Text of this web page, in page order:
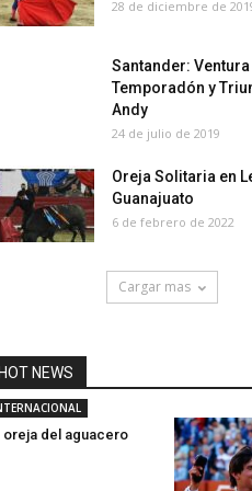
28 de diciembre de
Santander:
Temporadón y
Andy
24 de julio de 2019
Oreja Solitaria en
Guanajuato
6 de febrero de 2022
Cargar mas
NEWS
oreja del aguacero